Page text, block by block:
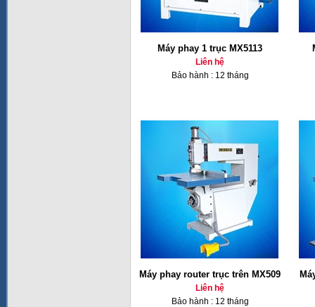
Máy phay 1 trục MX5113
Liên hệ
Bảo hành : 12 tháng
Máy phay router trục trên MX509
Liên hệ
Bảo hành : 12 tháng